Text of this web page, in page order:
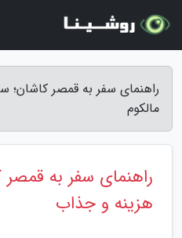
راهنمای سفر به قمصر
مالکوم
راهنمای سفر به
هزینه و جذاب